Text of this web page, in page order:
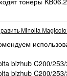
Minolta
bizhub C200/
bizhub C200/